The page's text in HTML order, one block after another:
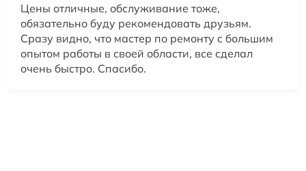
Цены отличные, обслуживание тоже,
обязательно буду рекомендовать друзьям.
Сразу видно, что мастер по ремонту с большим
опытом работы в своей области, все сделал
очень быстро. Спасибо.